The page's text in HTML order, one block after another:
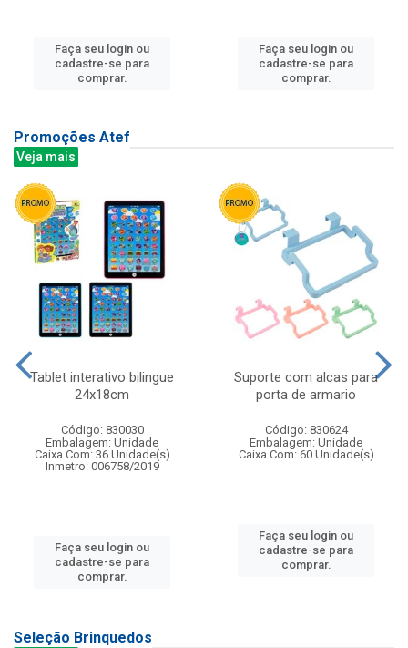
Faça seu login ou
cadastre-se para
comprar.
Faça seu login ou
cadastre-se para
comprar.
Promoções Atef
Veja mais
Tablet interativo bilingue
24x18cm
Código: 830030
Embalagem: Unidade
Caixa Com: 36 Unidade(s)
Inmetro: 006758/2019
Faça seu login ou
cadastre-se para
comprar.
Suporte com alcas para
porta de armario
Código: 830624
Embalagem: Unidade
Caixa Com: 60 Unidade(s)
Faça seu login ou
cadastre-se para
comprar.
Seleção Brinquedos